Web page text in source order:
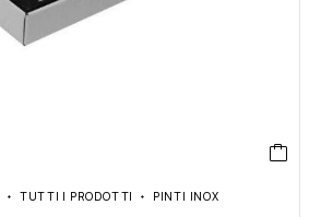
TUTTI I PRODOTTI PINTI INOX